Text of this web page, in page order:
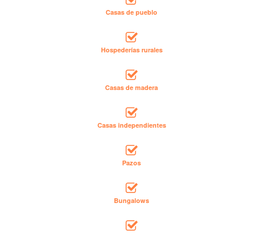
Casas de pueblo
Hospederías rurales
Casas de madera
Casas independientes
Pazos
Bungalows